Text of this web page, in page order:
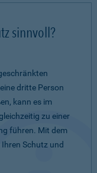
sinnvoll?
dritte Person
kann es im
zu einer
führen. Mit dem
Schutz und